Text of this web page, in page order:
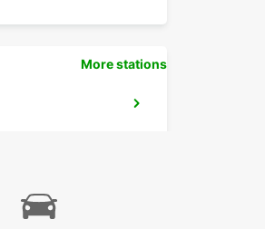
More stations